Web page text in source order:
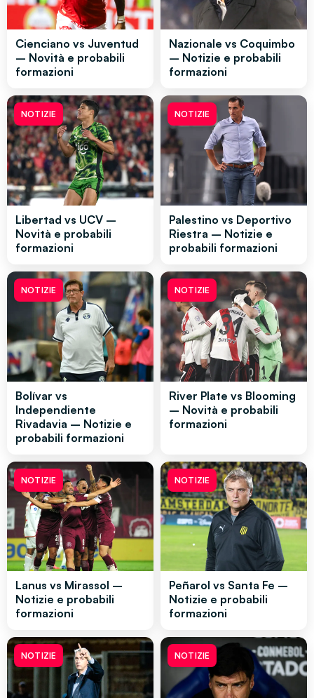
Cienciano vs Juventud
– Novità e probabili
formazioni
Nazionale vs Coquimbo
– Notizie e probabili
formazioni
NOTIZIE
Libertad vs UCV –
Novità e probabili
formazioni
NOTIZIE
Palestino vs Deportivo
Riestra – Notizie e
probabili formazioni
NOTIZIE
Bolívar vs
Independiente
Rivadavia – Notizie e
probabili formazioni
NOTIZIE
River Plate vs Blooming
– Novità e probabili
formazioni
NOTIZIE
Lanus vs Mirassol –
Notizie e probabili
formazioni
NOTIZIE
Peñarol vs Santa Fe –
Notizie e probabili
formazioni
NOTIZIE NOTIZIE